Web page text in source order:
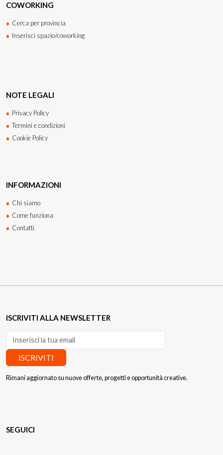
COWORKING
Cerca per provincia
Inserisci spazio/coworking
NOTE LEGALI
Privacy Policy
Termini e condizioni
Cookie Policy
INFORMAZIONI
Chi siamo
Come funziona
Contatti
ISCRIVITI ALLA NEWSLETTER
ISCRIVITI
Rimani aggiornato su nuove offerte, progetti e opportunità creative.
SEGUICI